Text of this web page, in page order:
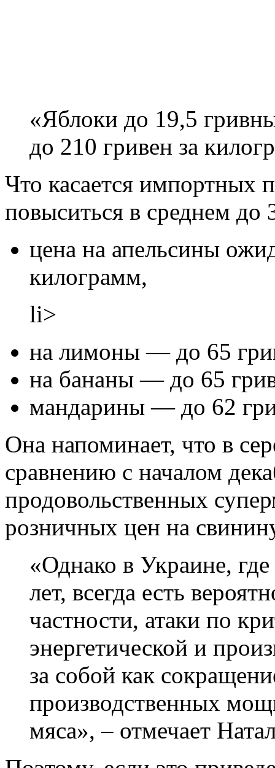
«Яблоки до 19,5
до 210 гривен за
Что касается импортных
повыситься в среднем до
цена на апельсины
килограмм,
li>
на лимоны — до 65
на бананы — до 65
мандарины — до 62
Она напоминает, что в
сравнению с началом
продовольственных
розничных цен на
«Однако в Украине,
лет, всегда есть
частности, атаки по
энергетической и
за собой как
производственных
мяса», – отмечает